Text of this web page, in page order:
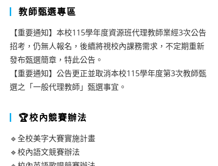
教師甄選專區
【重要通知】本校115學年度資源班代理教師業經3次公告
招考，仍無人報名，後續將視校內課務需求，不定期重新
發布甄選簡章，特此公告。
【重要通知】公告更正並取消本校115學年度第3次教師甄
選之「一般代理教師」甄選事宜。
🏆校內競賽辦法
🔹全校美字大賽實施計畫
🔹校內語文競賽辦法